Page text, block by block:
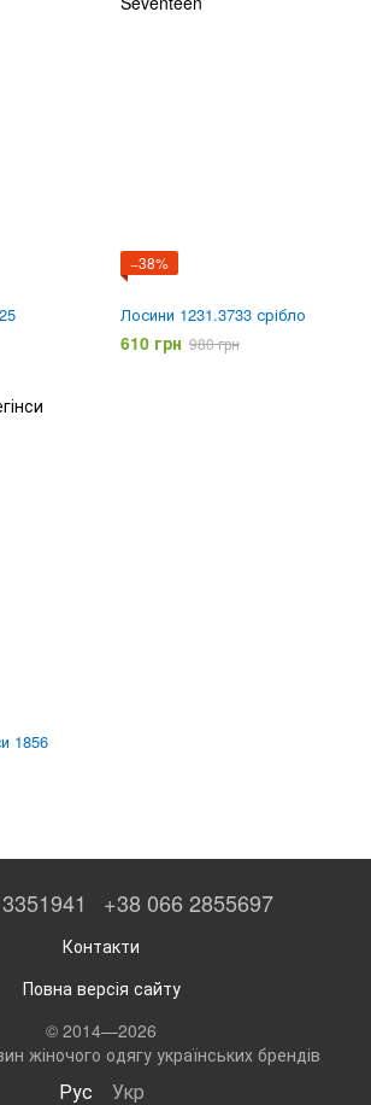
−38%
Лосини 1231.3733 срібло
610 грн 980 грн
1856
+38 066 2855697
Контакти
Повна версія сайту
© 2014—2026
жіночого одягу українських брендів
Рус Укр